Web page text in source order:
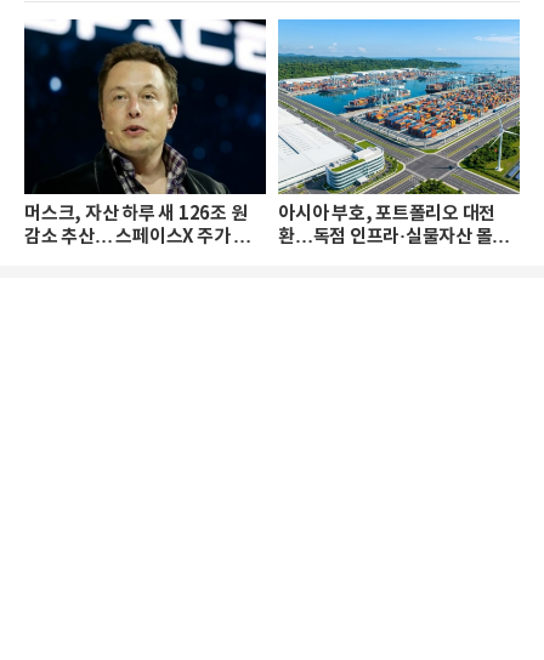
머스크, 자산 하루 새 126조 원
감소 추산… 스페이스X 주가 하
아시아 부호, 포트폴리오 대전
환…독점 인프라·실물자산 몰린